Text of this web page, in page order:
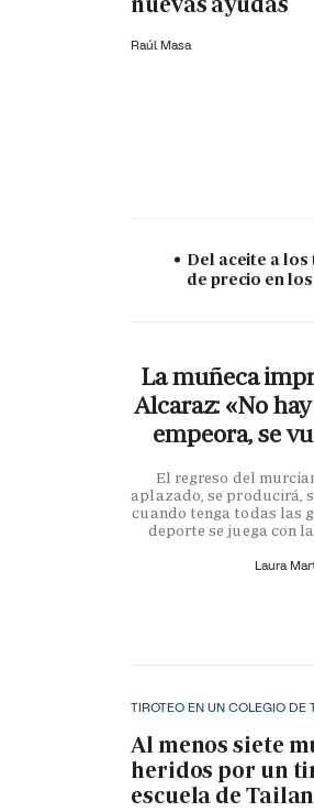
Raúl Masa
Del aceite a
de precio en
La muñeca
Alcaraz: «No
empeora, se
El regreso del
aplazado, se producirá,
cuando tenga todas las
deporte se juega con
Laura
TIROTEO EN UN COLEGIO DE
Al menos siete
heridos por un
escuela de